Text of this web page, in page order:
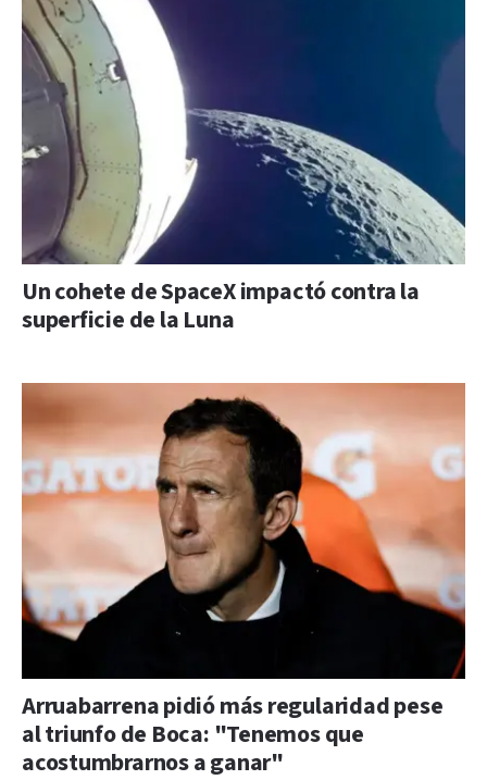
Un cohete de SpaceX impactó contra la
superficie de la Luna
Arruabarrena pidió más regularidad pese
al triunfo de Boca: "Tenemos que
acostumbrarnos a ganar"